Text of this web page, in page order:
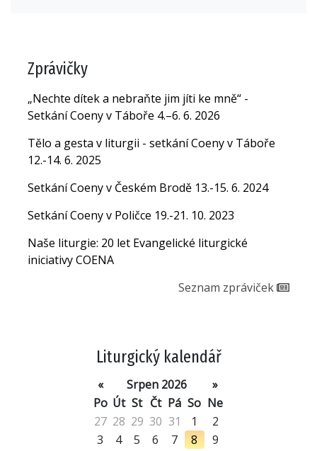
Zprávičky
„Nechte dítek a nebraňte jim jíti ke mně“ -
Setkání Coeny v Táboře 4.–6. 6. 2026
Tělo a gesta v liturgii - setkání Coeny v Táboře
12.-14. 6. 2025
Setkání Coeny v Českém Brodě 13.-15. 6. 2024
Setkání Coeny v Poličce 19.-21. 10. 2023
Naše liturgie: 20 let Evangelické liturgické
iniciativy COENA
Seznam zpráviček
Liturgický kalendář
« Srpen 2026
»
Po Út St Čt Pá So Ne
27 28 29 30 31 1
2
3
4 5 6 7 8
9